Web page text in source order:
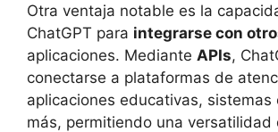
Otra ventaja notable es la
ChatGPT para integrarse con
aplicaciones. Mediante APIs,
conectarse a plataformas de
aplicaciones educativas, sistemas
más, permitiendo una versatilidad